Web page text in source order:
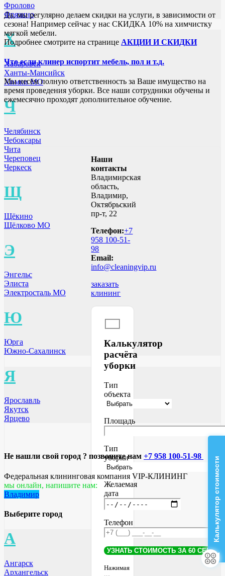
Фролово
Фрязино
Х
Хабаровск
Ханты-Мансийск
Химки МО
Ч
Челябинск
Чебоксары
Чита
Череповец
Черкеск
Щ
Щёкино
Щёлково МО
Э
Энгельс
Элиста
Электросталь МО
Ю
Юрга
Южно-Сахалинск
Я
Ярославль
Якутск
Ярцево
Не нашли свой город ? позвоните нам +7 958 100-51-98
Федеральная клининговая компания VIP-КЛИНИНГ
мы онлайн, напишите нам:
Владимир
Выберите город
А
Ангарск
Архангельск
Да, мы регулярно делаем скидки на услуги, в зависимости от
сезона! Например сейчас у нас СКИДКА 10% на химчистку
мягкой мебели.
Подробнее смотрите на странице АКЦИИ И СКИДКИ
Что если клинер испортит мебель, пол и т.д.
Мы несём полную ответственность за Ваше имущество на
время проведения уборки. Все наши сотрудники обучены и
ежемесячно проходят дополнительное обучение.
Наши
контакты
Владимирская
область,
Владимир,
Октябрьский
пр-т, 22
Телефон:+7
958 100-51-
98
Email:
info@cleaningvip.ru
заказать
клининг
Калькулятор
расчёта
уборки
Тип
объекта
Площадь
Тип
уборки
Желаемая
дата
Телефон
Нажимая
Калькулятор стоимости